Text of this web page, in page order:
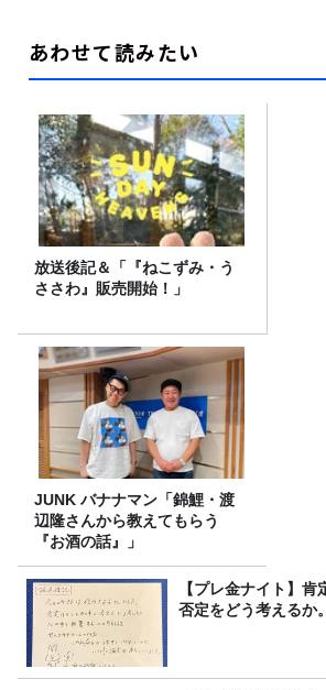
あわせて読みたい
放送後記＆「『ねこずみ・う
ささわ』販売開始！」
JUNK バナナマン「錦鯉・渡
辺隆さんから教えてもらう
『お酒の話』」
【プレ金ナイト】
否定をどう考えるか。